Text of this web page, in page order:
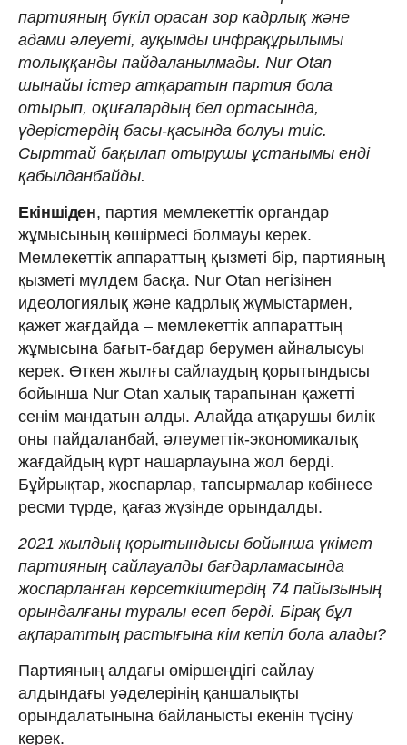
партияның бүкіл орасан зор кадрлық және
адами әлеуеті, ауқымды инфрақұрылымы
толыққанды пайдаланылмады. Nur Otan
шынайы істер атқаратын партия бола
отырып, оқиғалардың бел ортасында,
үдерістердің басы-қасында болуы тиіс.
Сырттай бақылап отырушы ұстанымы енді
қабылданбайды.
Екіншіден, партия мемлекеттік органдар
жұмысының көшірмесі болмауы керек.
Мемлекеттік аппараттың қызметі бір, партияның
қызметі мүлдем басқа. Nur Otan негізінен
идеологиялық және кадрлық жұмыстармен,
қажет жағдайда – мемлекеттік аппараттың
жұмысына бағыт-бағдар берумен айналысуы
керек. Өткен жылғы сайлаудың қорытындысы
бойынша Nur Otan халық тарапынан қажетті
сенім мандатын алды. Алайда атқарушы билік
оны пайдаланбай, әлеуметтік-экономикалық
жағдайдың күрт нашарлауына жол берді.
Бұйрықтар, жоспарлар, тапсырмалар көбінесе
ресми түрде, қағаз жүзінде орындалды.
2021 жылдың қорытындысы бойынша үкімет
партияның сайлауалды бағдарламасында
жоспарланған көрсеткіштердің 74 пайызының
орындалғаны туралы есеп берді. Бірақ бұл
ақпараттың растығына кім кепіл бола алады?
Партияның алдағы өміршеңдігі сайлау
алдындағы уәделерінің қаншалықты
орындалатынына байланысты екенін түсіну
керек.